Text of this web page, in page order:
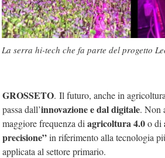
La serra hi-tech che fa parte del progetto
GROSSETO. Il futuro, anche in
passa dall’innovazione e dal digitale. Non
maggiore frequenza di agricoltura 4.0o di
precisione”in riferimento alla tecnologia
applicata al settore primario.